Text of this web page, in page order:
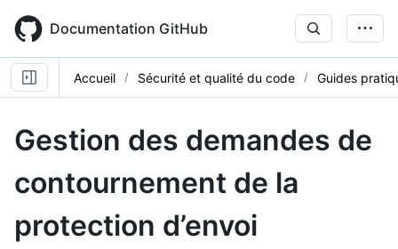
main
content
Documentation GitHub
Accueil Sécurité et qualité du code Guides
Gestion des demandes de
contournement de la
protection d’envoi